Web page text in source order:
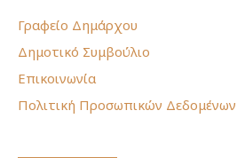
Γραφείο Δημάρχου
Δημοτικό Συμβούλιο
Επικοινωνία
Πολιτική Προσωπικών Δεδομένων